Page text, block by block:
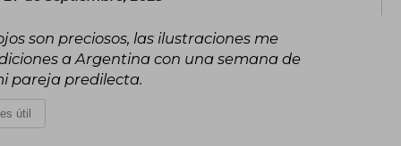
son preciosos, las ilustraciones me
a Argentina con una semana de
pareja predilecta.
útil